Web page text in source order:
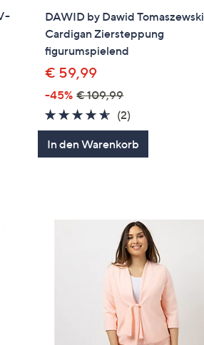
DAWID by Dawid Tomaszewski
Cardigan Ziersteppung
figurumspielend
€ 59,99
-45% € 109,99
4.5
von
5
(2)
Bewertungen
In den Warenkorb